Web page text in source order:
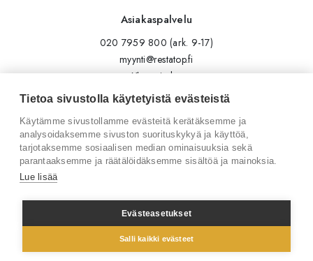
Asiakaspalvelu
020 7959 800 (ark. 9-17)
myynti@restatop.fi
Yhteystiedot
Lähetä viesti
Seuraa meitä
Tilaa uutiskirje
Facebook
© 2026 Restatop Oy
Tietoa sivustolla käytetyistä evästeistä
Käytämme sivustollamme evästeitä kerätäksemme ja
analysoidaksemme sivuston suorituskykyä ja käyttöä,
tarjotaksemme sosiaalisen median ominaisuuksia sekä
parantaaksemme ja räätälöidäksemme sisältöä ja mainoksia.
Lue lisää
Evästeasetukset
Salli kaikki evästeet